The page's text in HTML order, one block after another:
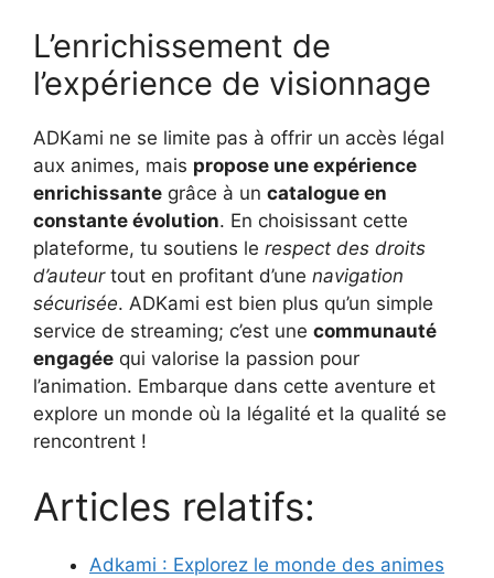
L’enrichissement de
l’expérience de visionnage
ADKami ne se limite pas à offrir un accès légal
aux animes, mais propose une expérience
enrichissante grâce à un catalogue en
constante évolution. En choisissant cette
plateforme, tu soutiens le respect des droits
d’auteurtout en profitant d’une navigation
sécurisée. ADKami est bien plus qu’un simple
service de streaming; c’est une communauté
engagée qui valorise la passion pour
l’animation. Embarque dans cette aventure et
explore un monde où la légalité et la qualité se
rencontrent !
Articles relatifs:
Adkami : Explorez le monde des animes